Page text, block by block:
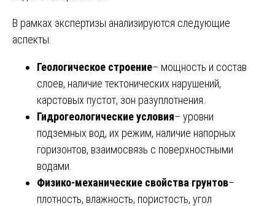
В рамках экспертизы анализируются следующие
аспекты:
Геологическое строение– мощность и состав
слоев, наличие тектонических нарушений,
карстовых пустот, зон разуплотнения.
Гидрогеологические условия– уровни
подземных вод, их режим, наличие напорных
горизонтов, взаимосвязь с поверхностными
водами.
Физико-механические свойства грунтов–
плотность, влажность, пористость, угол